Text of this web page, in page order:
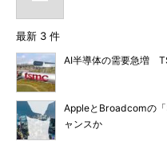
最新 3 件
AI半導体の需要急増
AppleとBroadcomの
ャンスか